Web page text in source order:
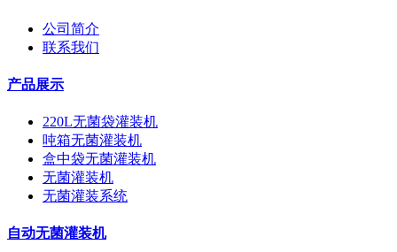
公司简介
联系我们
产品展示
220L无菌袋灌装机
吨箱无菌灌装机
盒中袋无菌灌装机
无菌灌装机
无菌灌装系统
自动无菌灌装机